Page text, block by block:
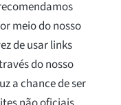
meio do nosso
de usar links
do nosso
a chance de ser